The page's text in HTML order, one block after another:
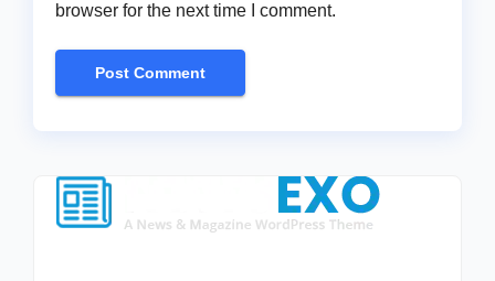
browser for the next time I comment.